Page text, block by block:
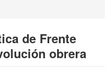
de Frente
obrera